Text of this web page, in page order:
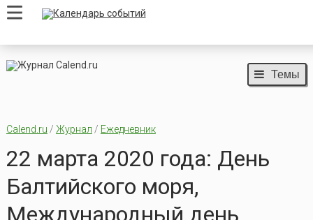
Темы
Calend.ru / Журнал / Ежедневник
22 марта 2020 года: День
Балтийского моря,
Международный день